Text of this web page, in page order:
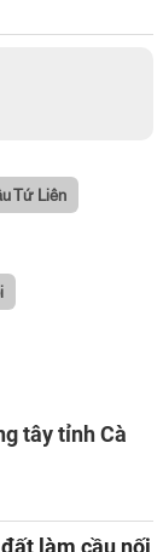
Tứ Liên
tây tỉnh Cà
làm cầu nối